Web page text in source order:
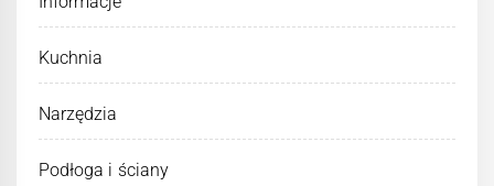
Kuchnia
Narzędzia
Podłoga i ściany